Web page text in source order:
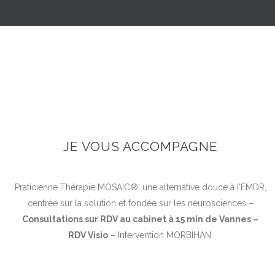
JE VOUS ACCOMPAGNE
Praticienne Thérapie MOSAIC®, une alternative douce à l’EMDR,
centrée sur la solution et fondée sur les neurosciences –
Consultations sur RDV au cabinet à 15 min de Vannes –
RDV Visio– Intervention MORBIHAN.